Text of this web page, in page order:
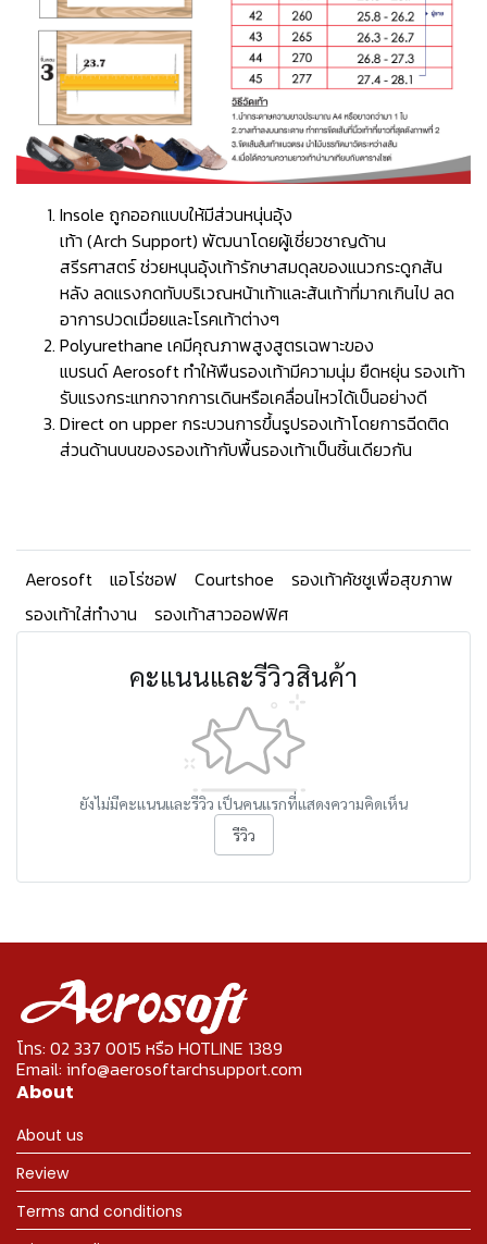
Insole ถูกออกแบบให้มีส่วนหนุ่นอุ้ง
เท้า (Arch Support) พัฒนาโดยผู้เชี่ยวชาญด้าน
สรีรศาสตร์ ช่วยหนุนอุ้งเท้ารักษาสมดุลของแนวกระดูกสัน
หลัง ลดแรงกดทับบริเวณหน้าเท้าและส้นเท้าที่มากเกินไป ลด
อาการปวดเมื่อยและโรคเท้าต่างๆ
Polyurethane เคมีคุณภาพสูงสูตรเฉพาะของ
แบรนด์ Aerosoft ทำให้พืนรองเท้ามีความนุ่ม ยืดหยุ่น รองเท้า
รับแรงกระแทกจากการเดินหรือเคลื่อนไหวได้เป็นอย่างดี
Direct on upper กระบวนการขึ้นรูปรองเท้าโดยการฉีดติด
ส่วนด้านบนของรองเท้ากับพื้นรองเท้าเป็นชิ้นเดียวกัน
Aerosoft แอโร่ซอฟ Courtshoe
รองเท้าคัชชูเพื่อสุขภาพ
รองเท้าใส่ทำงาน
รองเท้าสาวออฟฟิศ
คะแนนและรีวิวสินค้า
ยังไม่มีคะแนนและรีวิว เป็นคนแรกที่แสดงความคิดเห็น
รีวิว
โทร: 02 337 0015 หรือ HOTLINE 1389
Email: info@aerosoftarchsupport.com
About
About us
Review
Terms and conditions